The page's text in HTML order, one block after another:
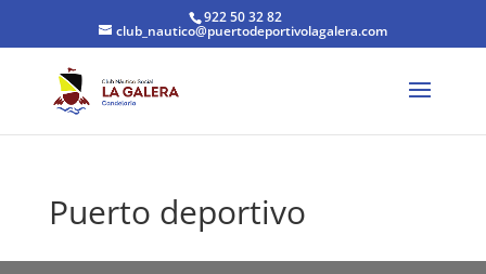
922 50 32 82
club_nautico@puertodeportivolagalera.com
Puerto deportivo